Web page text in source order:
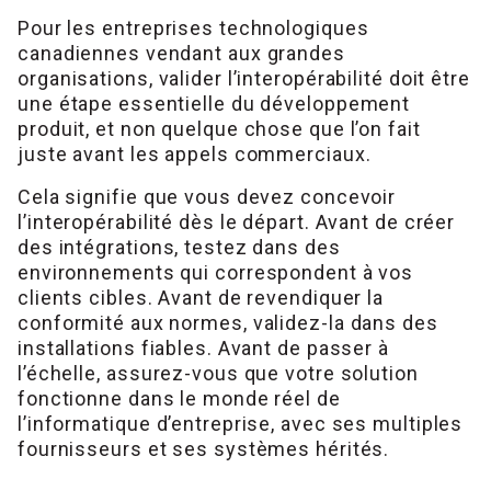
Pour les entreprises technologiques
canadiennes vendant aux grandes
organisations, valider l’interopérabilité doit être
une étape essentielle du développement
produit, et non quelque chose que l’on fait
juste avant les appels commerciaux.
Cela signifie que vous devez concevoir
l’interopérabilité dès le départ. Avant de créer
des intégrations, testez dans des
environnements qui correspondent à vos
clients cibles. Avant de revendiquer la
conformité aux normes, validez-la dans des
installations fiables. Avant de passer à
l’échelle, assurez-vous que votre solution
fonctionne dans le monde réel de
l’informatique d’entreprise, avec ses multiples
fournisseurs et ses systèmes hérités.